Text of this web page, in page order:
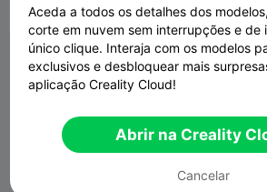
SPOKOYNIY7  295 148
Aceda a todos os detalhes dos
corte em nuvem sem interrupções e de
único clique. Interaja com os modelos
exclusivos e desbloquear mais
aplicação Creality Cloud!
Abrir na Creality
Cancelar